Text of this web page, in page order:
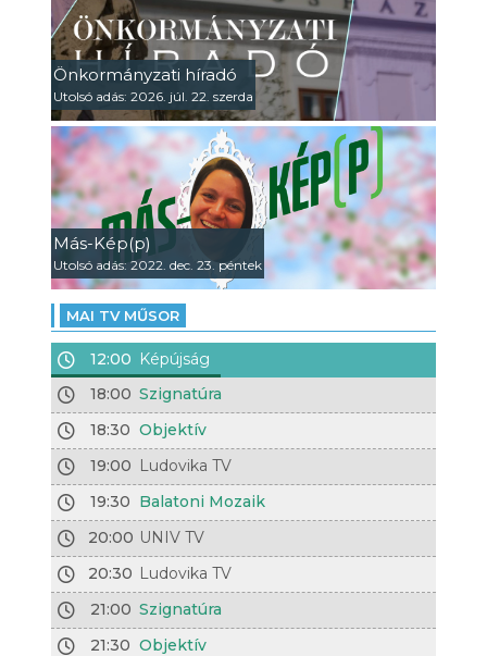
Önkormányzati híradó
Utolsó adás: 2026. júl. 22. szerda
Más-Kép(p)
Utolsó adás: 2022. dec. 23. péntek
MAI TV MŰSOR
12:00 Képújság
18:00 Szignatúra
18:30 Objektív
19:00 Ludovika TV
19:30 Balatoni Mozaik
20:00 UNIV TV
20:30 Ludovika TV
21:00 Szignatúra
21:30 Objektív